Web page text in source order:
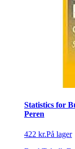
Statistics for
Peren
422 kr.På lager